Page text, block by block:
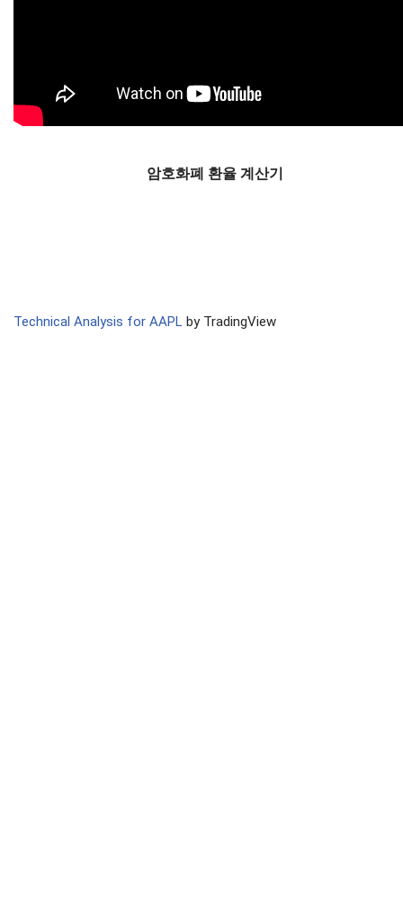
암호화폐 환율 계산기
Technical Analysis for AAPL by TradingView